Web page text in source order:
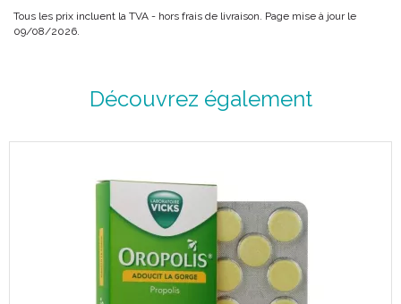
Tous les prix incluent la TVA - hors frais de livraison. Page mise à jour le
09/08/2026.
Découvrez également